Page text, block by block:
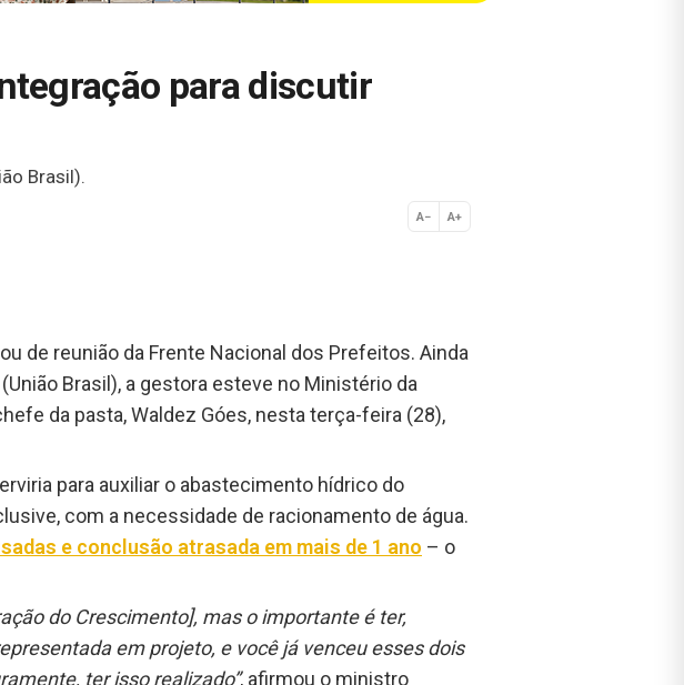
para discutir
Brasil).
A− A+
Normal
de reunião da Frente Nacional dos Prefeitos. Ainda
Brasil), a gestora esteve no Ministério da
da pasta, Waldez Góes, nesta terça-feira (28),
para auxiliar o abastecimento hídrico do
com a necessidade de racionamento de água.
e conclusão atrasada em mais de 1 ano – o
do Crescimento], mas o importante é ter,
em projeto, e você já venceu esses dois
ter isso realizado”, afirmou o ministro